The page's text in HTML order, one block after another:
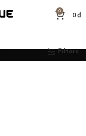
0 0₫
Filters